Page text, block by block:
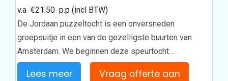
v.a€21.50 p.p (incl BTW)
De Jordaan puzzeltocht is een onversneden
groepsuitje in een van de gezelligste buurten van
Amsterdam. We beginnen deze speurtocht…
Lees meer Vraag offerte aan